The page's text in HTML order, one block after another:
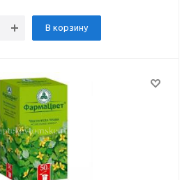
В корзину